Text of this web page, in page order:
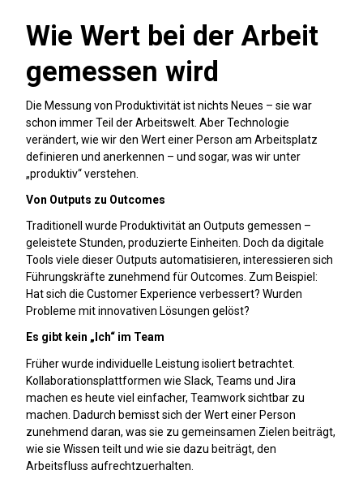
Wie Wert bei der Arbeit
gemessen wird
Die Messung von Produktivität ist nichts Neues – sie war
schon immer Teil der Arbeitswelt. Aber Technologie
verändert, wie wir den Wert einer Person am Arbeitsplatz
definieren und anerkennen – und sogar, was wir unter
„produktiv“ verstehen.
Von Outputs zu Outcomes
Traditionell wurde Produktivität an Outputs gemessen –
geleistete Stunden, produzierte Einheiten. Doch da digitale
Tools viele dieser Outputs automatisieren, interessieren sich
Führungskräfte zunehmend für Outcomes. Zum Beispiel:
Hat sich die Customer Experience verbessert? Wurden
Probleme mit innovativen Lösungen gelöst?
Es gibt kein „Ich“ im Team
Früher wurde individuelle Leistung isoliert betrachtet.
Kollaborationsplattformen wie Slack, Teams und Jira
machen es heute viel einfacher, Teamwork sichtbar zu
machen. Dadurch bemisst sich der Wert einer Person
zunehmend daran, was sie zu gemeinsamen Zielen beiträgt,
wie sie Wissen teilt und wie sie dazu beiträgt, den
Arbeitsfluss aufrechtzuerhalten.